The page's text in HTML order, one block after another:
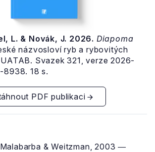
L. & Novák, J. 2026. Diapoma
názvosloví ryb a rybovitých
Svazek 321, verze 2026-
8938. 18 s.
PDF publikaci
Malabarba & Weitzman, 2003 ―